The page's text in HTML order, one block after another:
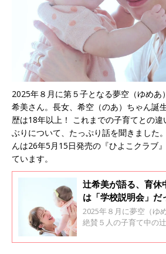
2025年８月に第５子となる夢空（ゆめあ
希美さん。長女、希空（のあ）ちゃん誕
歴は18年以上！ これまでの子育てとの
ぶりについて、たっぷり話を聞きました
んは26年5月15日発売の『ひよこクラブ
ています。
辻希美が語る、育休
は「学校説明会」だ
事情
2025年８月に夢空（ゆ
絶賛５人の子育て中の
えてもらいました。辻